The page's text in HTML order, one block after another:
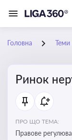
Головна Теми
Ринок
ПРО ЩО ТЕМА:
Правове